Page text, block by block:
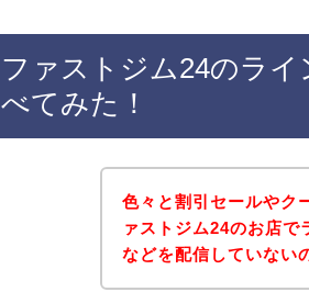
ファストジム24のラ
べてみた！
色々と割引セールやク
ァストジム24のお店で
などを配信していない